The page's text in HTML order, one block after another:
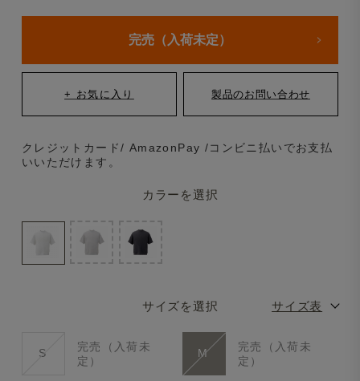
カラーを選択
サイズを選択 サイズ表
S
完売（入荷未
定）
M
完売（入荷未
定）
完売（入荷未定）
クレジットカード/ AmazonPay /コンビニ払いでお支払
いいただけます。